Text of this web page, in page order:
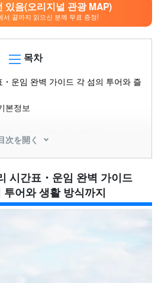
있음(오리지널 관광 MAP)
서 끝까지 읽으신 분께 무료 증정!
목차
운임 완벽 가이드 각 섬의 투어와 즐
본정보
문 이시가키항 낙도 터미널
수! 페리 티켓 구입 방법
임 목록 (2026년 현재)
리
페리 우에하라항・오오하라항】행
로 가는 페리
次を開く
시간표・운임 완벽 가이드
투어와 생활 방식까지